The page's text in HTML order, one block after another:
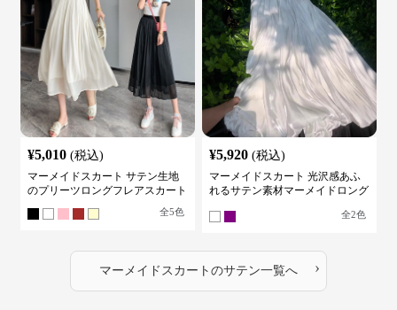
¥5,010 (税込)
マーメイドスカート サテン生地
のプリーツロングフレアスカート
全5色
¥5,920 (税込)
マーメイドスカート 光沢感あふ
れるサテン素材マーメイドロング
全2色
マーメイドスカート のサテン一覧へ ›